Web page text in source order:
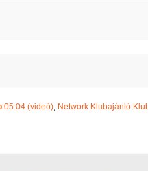
05:04 (videó), Network Klubajánló